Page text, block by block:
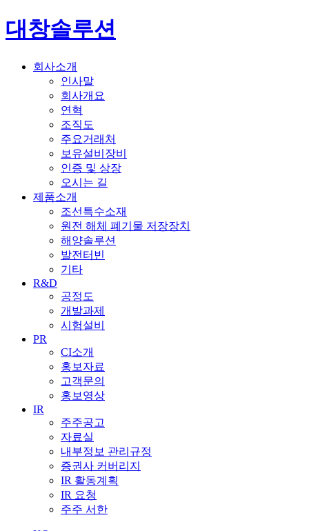
대창솔루션
회사소개
인사말
회사개요
연혁
조직도
주요거래처
보유설비장비
인증 및 상장
오시는 길
제품소개
조선특수소재
원전 해체 폐기물 저장장치
해양솔루션
발전터빈
기타
R&D
공정도
개발과제
시험설비
PR
CI소개
홍보자료
고객문의
홍보영상
IR
주주공고
자료실
내부정보 관리규정
증권사 커버리지
IR 활동계획
IR 요청
주주 서한